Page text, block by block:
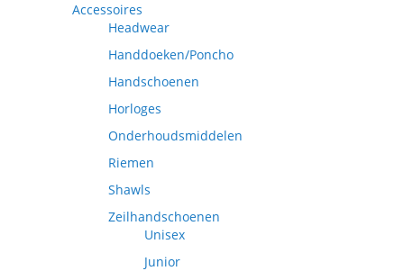
Accessoires
Headwear
Handdoeken/Poncho
Handschoenen
Horloges
Onderhoudsmiddelen
Riemen
Shawls
Zeilhandschoenen
Unisex
Junior